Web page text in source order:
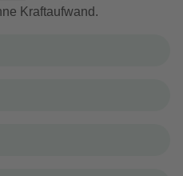
Kraftaufwand.